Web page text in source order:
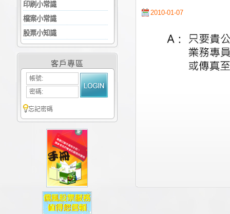
印刷小常識
檔案小常識
股票小知識
客戶專區
帳號:
密碼:
忘記密碼
2010-01-07